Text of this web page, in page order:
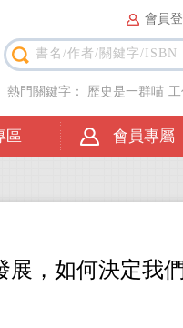
會員
區 會員專屬
熱門關鍵字： 歷史是一群喵
，如何決定我